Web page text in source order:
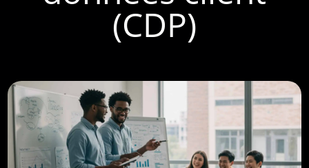
(CDP)